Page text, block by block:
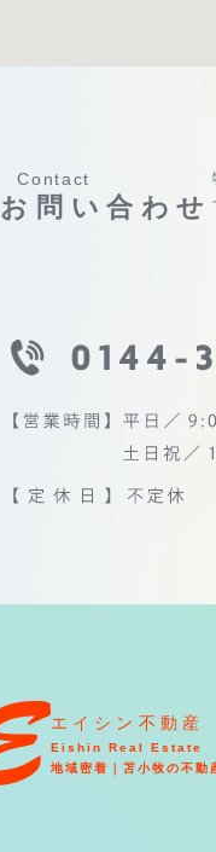
Contact
お問い合わせ
エイシン不動産
Eishin Real Estate
地域密着｜苫小牧の不動